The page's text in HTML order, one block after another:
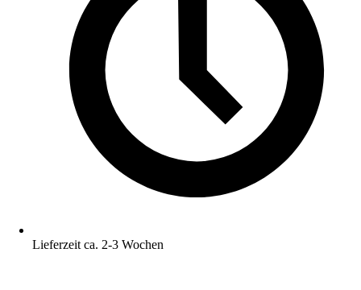
Lieferzeit ca. 2-3 Wochen